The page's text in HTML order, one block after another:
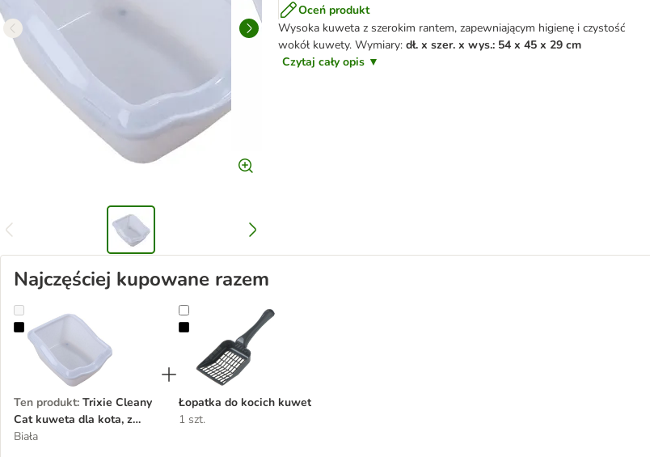
Oceń produkt
Wysoka kuweta z szerokim rantem, zapewniającym higienę i czystość
wokół kuwety. Wymiary: dł. x szer. x wys.: 54 x 45 x 29 cm
Czytaj cały opis ▼
Najczęściej kupowane razem
Trixie Cleany Cat kuweta dla kota, z szerokim rantem
Ten produkt: Trixie Cleany
Cat kuweta dla kota, z
szerokim rantem
Biała
Łopatka do kocich kuwet
Łopatka do kocich kuwet
1 szt.